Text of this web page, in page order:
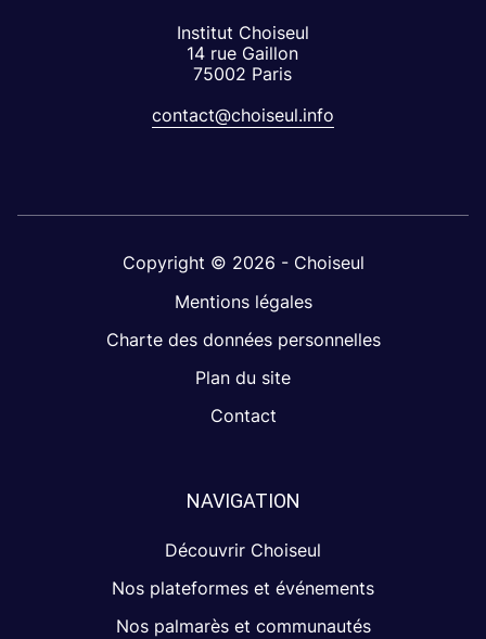
Institut Choiseul
14 rue Gaillon
75002 Paris
contact@choiseul.info
Copyright © 2026 - Choiseul
Mentions légales
Charte des données personnelles
Plan du site
Contact
NAVIGATION
Découvrir Choiseul
Nos plateformes et événements
Nos palmarès et communautés